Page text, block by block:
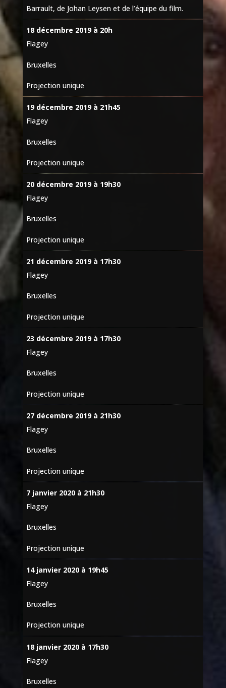
Barrault, de Johan Leysen et de l’équipe du film.
18 décembre 2019 à 20h
Flagey
Bruxelles
Projection unique
19 décembre 2019 à 21h45
Flagey
Bruxelles
Projection unique
20 décembre 2019 à 19h30
Flagey
Bruxelles
Projection unique
21 décembre 2019 à 17h30
Flagey
Bruxelles
Projection unique
23 décembre 2019 à 17h30
Flagey
Bruxelles
Projection unique
27 décembre 2019 à 21h30
Flagey
Bruxelles
Projection unique
7 janvier 2020 à 21h30
Flagey
Bruxelles
Projection unique
14 janvier 2020 à 19h45
Flagey
Bruxelles
Projection unique
18 janvier 2020 à 17h30
Flagey
Bruxelles